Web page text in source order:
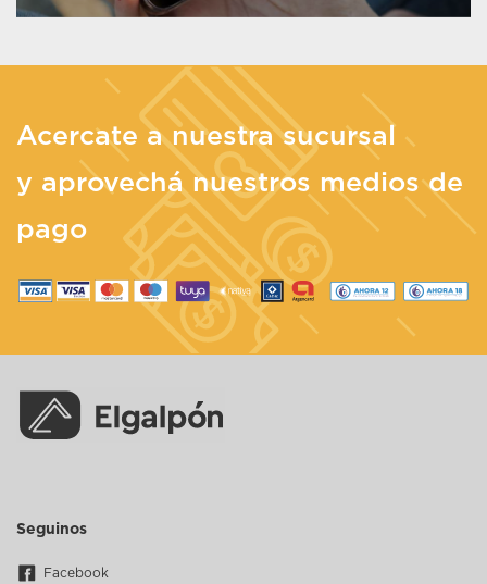
Acercate a nuestra sucursal
y aprovechá nuestros medios de
pago
Seguinos
Facebook